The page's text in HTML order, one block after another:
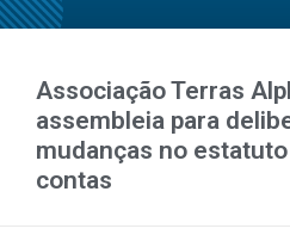
Associação Terras
assembleia para
mudanças no
contas